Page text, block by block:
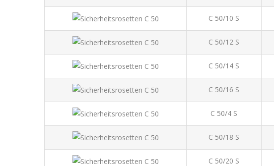
C 50/10 S
C 50/12 S
C 50/14 S
C 50/16 S
C 50/4 S
C 50/18 S
C 50/20 S